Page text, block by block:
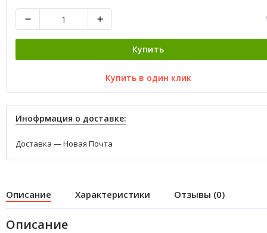
Купить
Купить в один клик
Инофрмация о доставке:
Доставка — Новая Почта
Описание Характеристики Отзывы (0)
Описание